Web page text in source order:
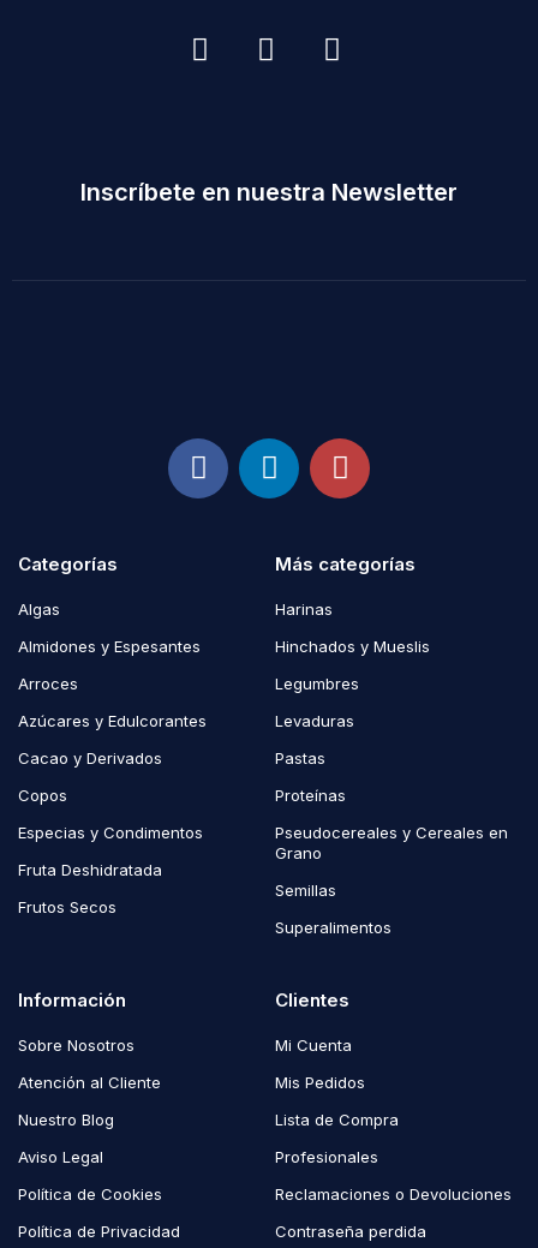
Inscríbete en nuestra Newsletter
Categorías
Algas
Almidones y Espesantes
Arroces
Azúcares y Edulcorantes
Cacao y Derivados
Copos
Especias y Condimentos
Fruta Deshidratada
Frutos Secos
Más categorías
Harinas
Hinchados y Mueslis
Legumbres
Levaduras
Pastas
Proteínas
Pseudocereales y Cereales en
Grano
Semillas
Superalimentos
Información
Sobre Nosotros
Atención al Cliente
Nuestro Blog
Aviso Legal
Política de Cookies
Política de Privacidad
Clientes
Mi Cuenta
Mis Pedidos
Lista de Compra
Profesionales
Reclamaciones o Devoluciones
Contraseña perdida